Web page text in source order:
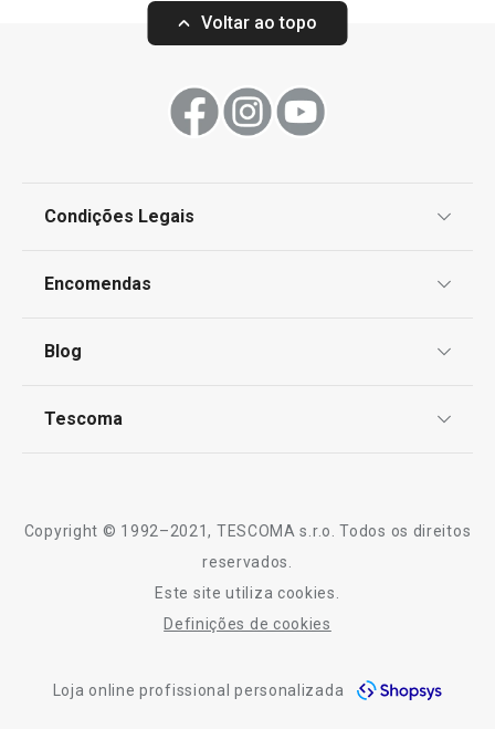
Voltar ao topo
Condições Legais
Livro de Reclamações
Encomendas
Perguntas Frequentes
Blog
Tescoma
Copyright © 1992–2021, TESCOMA s.r.o. Todos os direitos
reservados.
Este site utiliza cookies.
Definições de cookies
Loja online profissional personalizada